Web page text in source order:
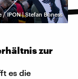
/ IPON | Stefan Boness
zur
es die